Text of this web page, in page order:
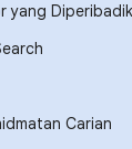
yang
Carian